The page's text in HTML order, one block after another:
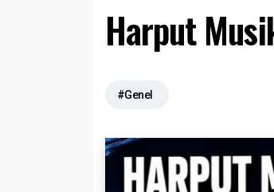
Harput
#Genel